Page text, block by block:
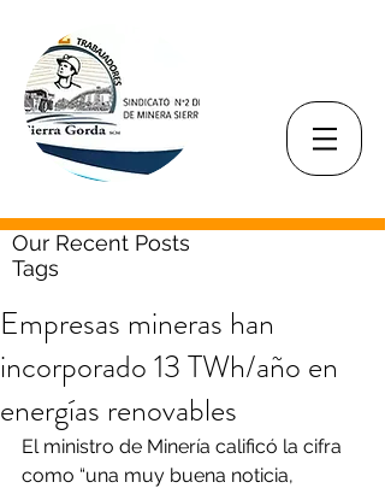
Our Recent Posts
Tags
Empresas mineras han
incorporado 13 TWh/año en
energías renovables
El ministro de Minería calificó la cifra
como “una muy buena noticia,